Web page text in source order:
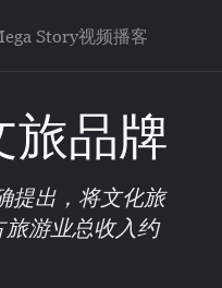
Story视频播客
旅品牌
提出，将文化旅
游业总收入约